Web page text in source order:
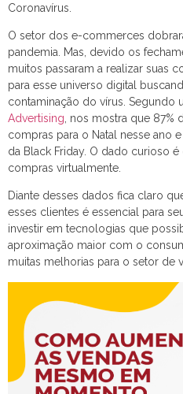
Coronavírus.
O setor dos e-commerces
pandemia. Mas, devido os
muitos passaram a realizar suas
para esse universo digital
contaminação do vírus. Segundo
Advertising , nos mostra que 87%
compras para o Natal nesse ano
da Black Friday. O dado curioso
compras virtualmente.
Diante desses dados fica claro
esses clientes é essencial para
investir em tecnologias que
aproximação maior com o
muitas melhorias para o setor de